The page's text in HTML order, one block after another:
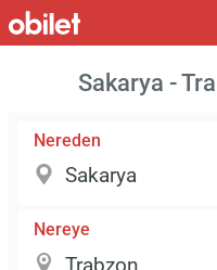
Sakarya -
Nereden
Nereye